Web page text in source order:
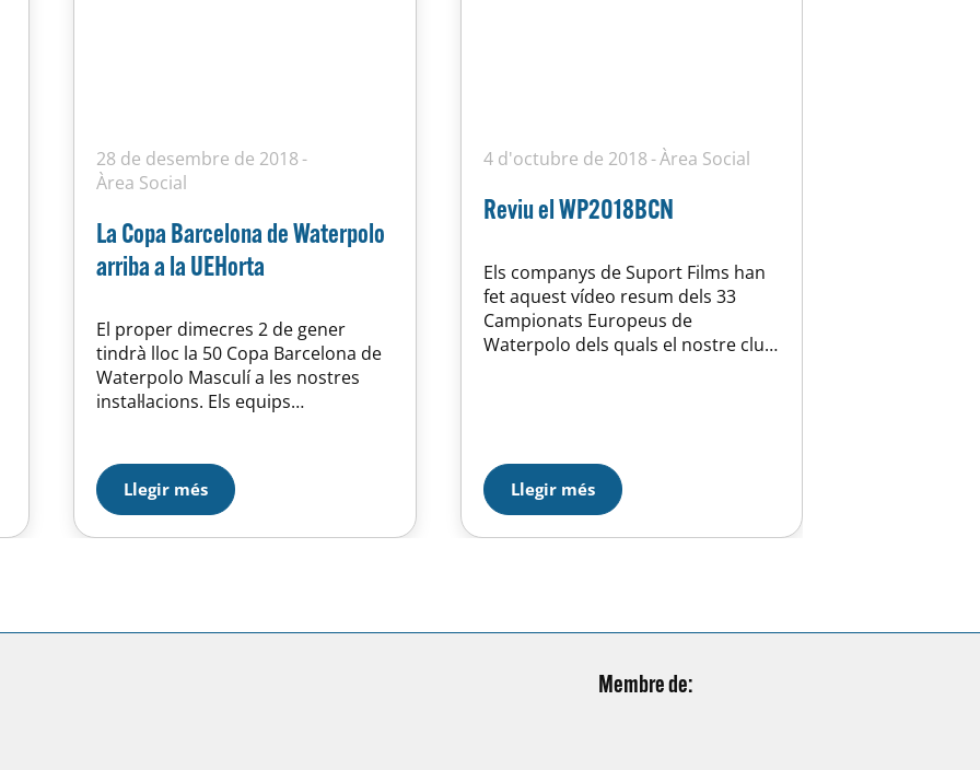
28 de desembre de 2018
Àrea Social
La Copa Barcelona de Waterpolo
arriba a la UEHorta
El proper dimecres 2 de gener
tindrà lloc la 50 Copa Barcelona de
Waterpolo Masculí a les nostres
instal·lacions. Els equips
Unió Esportiva d’Horta. La final serà
el proper dijous 3 de gener a les
20:50h. Els horaris són els
següents:…
Llegir més
4 d'octubre de 2018 Àrea Social
Reviu el WP2018BCN
Els companys de Suport Films han
fet aquest vídeo resum dels 33
Campionats Europeus de
Waterpolo dels quals el nostre club
nostres
instal·lacions. Els campionats van
acollir 92 partits amb 28 equips i
17…
Llegir més
Membre de: